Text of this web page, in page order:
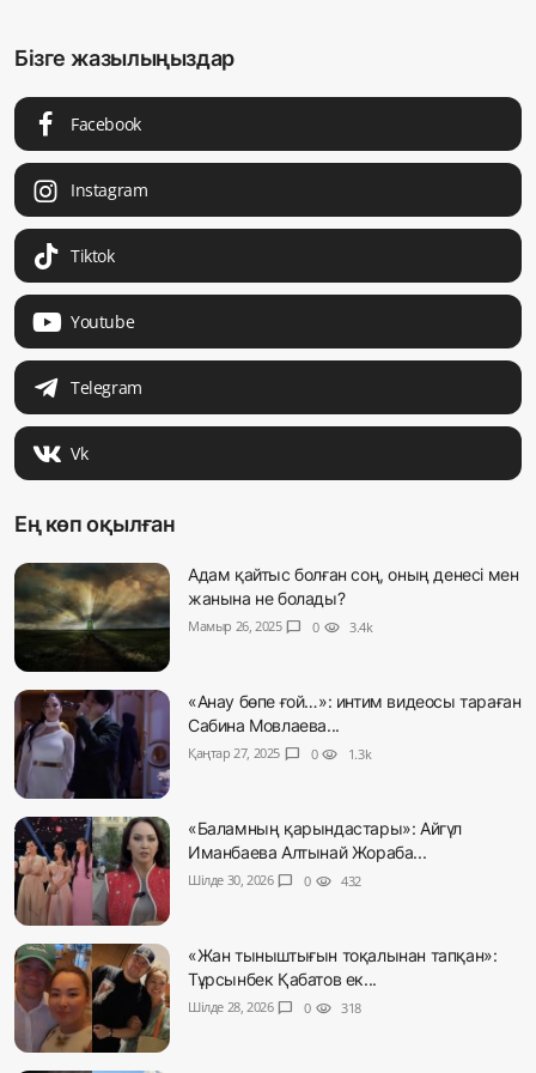
Бізге жазылыңыздар
Facebook
Instagram
Tiktok
Youtube
Telegram
Vk
Ең көп оқылған
Адам қайтыс болған соң, оның денесі мен
жанына не болады?
Мамыр 26, 2025 chat_bubble 0 visibility 3.4k
«Анау бөпе ғой…»: интим видеосы тараған
Сабина Мовлаева...
Қаңтар 27, 2025 chat_bubble 0 visibility 1.3k
«Баламның қарындастары»: Айгүл
Иманбаева Алтынай Жораба...
Шілде 30, 2026 chat_bubble 0 visibility 432
«Жан тыныштығын тоқалынан тапқан»:
Тұрсынбек Қабатов ек...
Шілде 28, 2026 chat_bubble 0 visibility 318